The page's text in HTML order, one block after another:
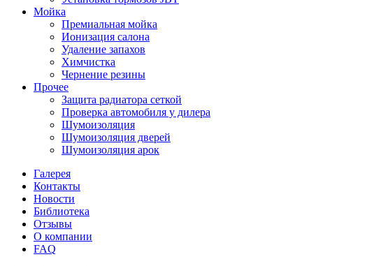
Мойка
Премиальная мойка
Ионизация салона
Удаление запахов
Химчистка
Чернение резины
Прочее
Защита радиатора сеткой
Проверка автомобиля у дилера
Шумоизоляция
Шумоизоляция дверей
Шумоизоляция арок
Галерея
Контакты
Новости
Библиотека
Отзывы
О компании
FAQ